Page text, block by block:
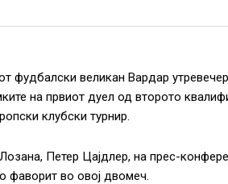
фудбалски великан Вардар
на првиот дуел од второто
клубски турнир.
Петер Цајдлер, на прес-
фаворит во овој двомеч.